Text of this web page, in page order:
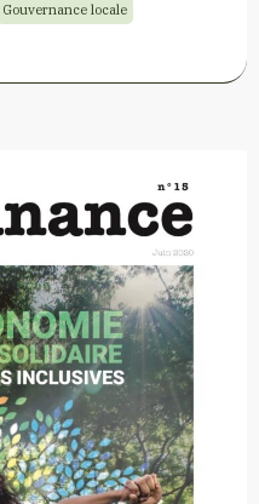
Gouvernance locale